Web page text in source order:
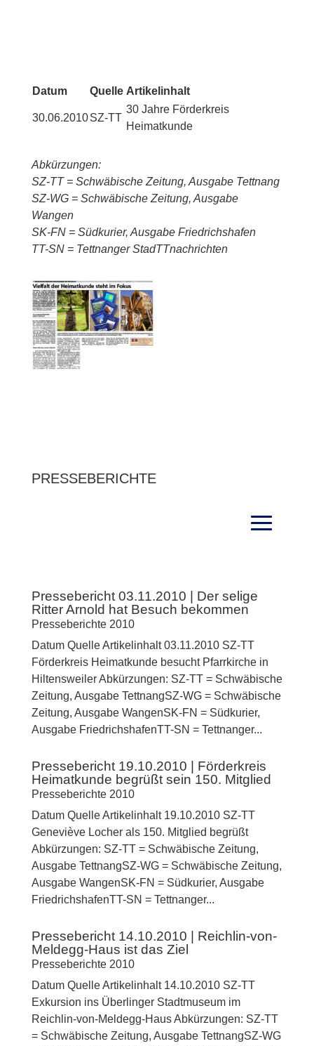
Datum Quelle Artikelinhalt
30.06.2010SZ-TT
30 Jahre Förderkreis
Heimatkunde
Abkürzungen:
SZ-TT = Schwäbische Zeitung, Ausgabe Tettnang
SZ-WG = Schwäbische Zeitung, Ausgabe
Wangen
SK-FN = Südkurier, Ausgabe Friedrichshafen
TT-SN = Tettnanger StadTTnachrichten
PRESSEBERICHTE
Pressebericht 03.11.2010 | Der selige
Ritter Arnold hat Besuch bekommen
Presseberichte 2010
Datum Quelle Artikelinhalt 03.11.2010 SZ-TT
Förderkreis Heimatkunde besucht Pfarrkirche in
Hiltensweiler Abkürzungen: SZ-TT = Schwäbische
Zeitung, Ausgabe TettnangSZ-WG = Schwäbische
Zeitung, Ausgabe WangenSK-FN = Südkurier,
Ausgabe FriedrichshafenTT-SN = Tettnanger...
Pressebericht 19.10.2010 | Förderkreis
Heimatkunde begrüßt sein 150. Mitglied
Presseberichte 2010
Datum Quelle Artikelinhalt 19.10.2010 SZ-TT
Geneviève Locher als 150. Mitglied begrüßt
Abkürzungen: SZ-TT = Schwäbische Zeitung,
Ausgabe TettnangSZ-WG = Schwäbische Zeitung,
Ausgabe WangenSK-FN = Südkurier, Ausgabe
FriedrichshafenTT-SN = Tettnanger...
Pressebericht 14.10.2010 | Reichlin-von-
Meldegg-Haus ist das Ziel
Presseberichte 2010
Datum Quelle Artikelinhalt 14.10.2010 SZ-TT
Exkursion ins Überlinger Stadtmuseum im
Reichlin-von-Meldegg-Haus Abkürzungen: SZ-TT
= Schwäbische Zeitung, Ausgabe TettnangSZ-WG